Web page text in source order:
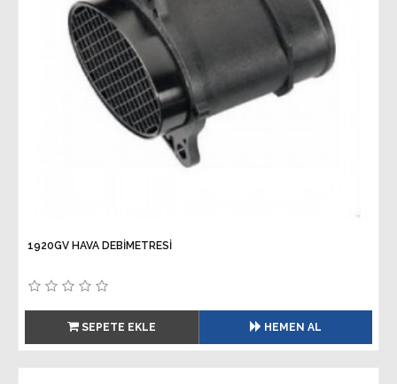
1920GV HAVA DEBİMETRESİ
SEPETE EKLE HEMEN AL